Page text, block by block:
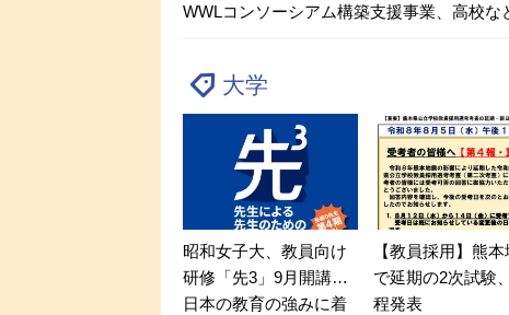
WWLコンソーシアム構築支援事業、高校な
大学
昭和女子大、教員向け
研修「先3」9月開講…
日本の教育の強みに着
【教員採用】熊
で延期の2次試験
程発表